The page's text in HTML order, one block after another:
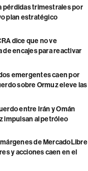
pérdidas trimestrales por
plan estratégico
dice que no ve
de encajes para reactivar
emergentes caen por
sobre Ormuz eleve las
entre Irán y Omán
impulsan al petróleo
de MercadoLibre
y acciones caen en el